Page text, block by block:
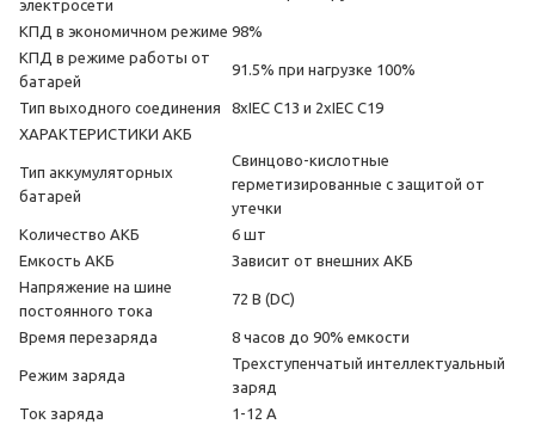
электросети
КПД в экономичном режиме 98%
КПД в режиме работы от
батарей
91.5% при нагрузке 100%
Тип выходного соединения
8xIEC C13 и 2xIEC C19
ХАРАКТЕРИСТИКИ АКБ
Тип аккумуляторных
батарей
Свинцово-кислотные
герметизированные с защитой от
утечки
Количество АКБ
6 шт
Емкость АКБ
Зависит от внешних АКБ
Напряжение на шине
постоянного тока
72 В (DC)
Время перезаряда 8 часов до 90% емкости
Режим заряда
Трехступенчатый интеллектуальный
заряд
Ток заряда
1-12 А